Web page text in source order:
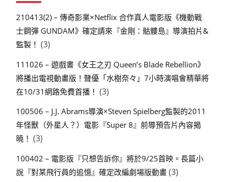
210413(2) – 傳奇影業×Netflix 合作真人電影版《機動戰
士鋼彈 GUNDAM》確定請來『金剛：骷髏島』導演拍片&
監製！ (3)
111026 – 遊戲書《女王之刃 Queen’s Blade Rebellion》
將播出電視動畫版！聲優「水樹奈々」7小時演唱會精華將
在10/31網路免費首播！ (3)
100506 – J.J. Abrams導演×Steven Spielberg監製的2011
年怪獸（外星人？）電影『Super 8』前導預告片內容揭
曉！ (3)
100402 – 電影版『只想告訴你』將於9/25首映。長篇小
說『對某飛行員的追憶』確定改編劇場版動畫 (3)